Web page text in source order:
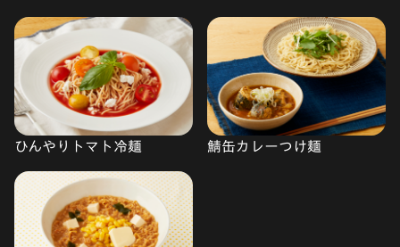
ひんやりトマト冷麺 鯖缶カレーつけ麺